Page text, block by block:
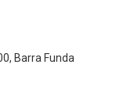
Barra Funda